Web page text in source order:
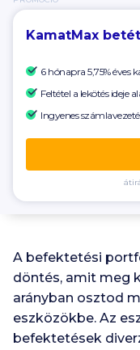
KamatMax betét
6 hónapra 5,75% éves
Feltétel a lekötés ideje
Ingyenes
A befektetési
döntés, amit meg
arányban osztod
eszközökbe. Az
befektetések